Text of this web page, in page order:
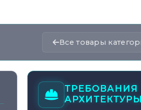
Все товары
ТРЕБОВАНИЯ